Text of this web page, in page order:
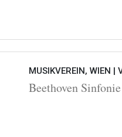
MUSIKVEREIN, WIEN |
Beethoven